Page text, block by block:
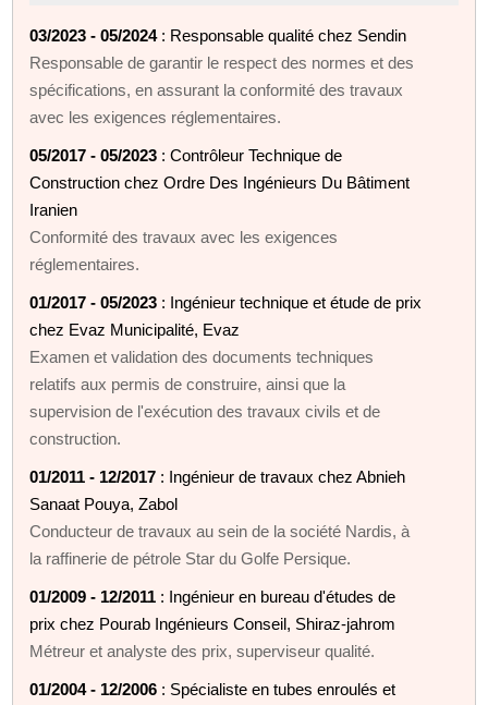
03/2023 - 05/2024: Responsable qualité chez Sendin
Responsable de garantir le respect des normes et des
spécifications, en assurant la conformité des travaux
avec les exigences réglementaires.
05/2017 - 05/2023 : Contrôleur Technique de
Construction chez Ordre Des Ingénieurs Du Bâtiment
Iranien
Conformité des travaux avec les exigences
réglementaires.
01/2017 - 05/2023 : Ingénieur technique et étude de prix
chez Evaz Municipalité, Evaz
Examen et validation des documents techniques
relatifs aux permis de construire, ainsi que la
supervision de l'exécution des travaux civils et de
construction.
01/2011 - 12/2017 : Ingénieur de travaux chez Abnieh
Sanaat Pouya, Zabol
Conducteur de travaux au sein de la société Nardis, à
la raffinerie de pétrole Star du Golfe Persique.
01/2009 - 12/2011 : Ingénieur en bureau d'études de
prix chez Pourab Ingénieurs Conseil, Shiraz-jahrom
Métreur et analyste des prix, superviseur qualité.
01/2004 - 12/2006 : Spécialiste en tubes enroulés et